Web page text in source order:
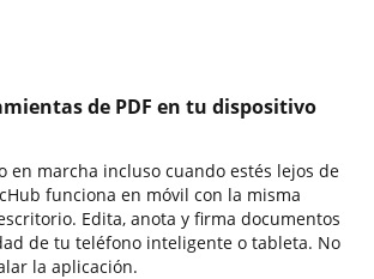
de PDF en tu dispositivo
en marcha incluso cuando estés lejos de
funciona en móvil con la misma
Edita, anota y firma documentos
de tu teléfono inteligente o tableta. No
la aplicación.